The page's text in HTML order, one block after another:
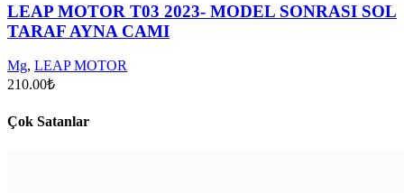
LEAP MOTOR T03 2023- MODEL SONRASI SOL
TARAF AYNA CAMI
Mg, LEAP MOTOR
210.00₺
Çok Satanlar